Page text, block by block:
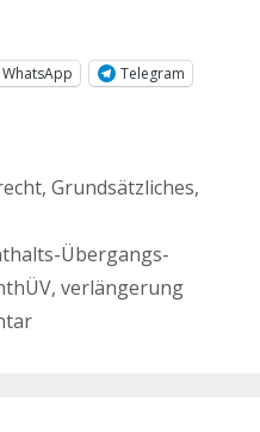
WhatsApp
Telegram
, Grundsätzliches,
Übergangs-
, verlängerung